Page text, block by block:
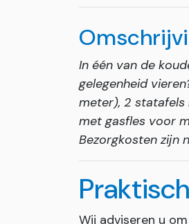
In één van de
gelegenheid
meter), 2 statafels
met gasfles voor
Bezorgkosten zijn
Wij adviseren u